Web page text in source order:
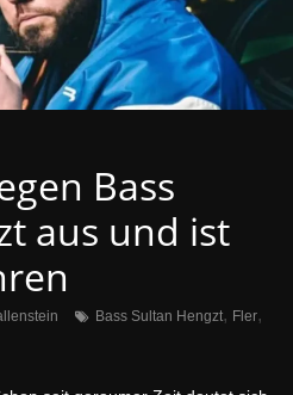
Bass
aus und ist
Bass Sultan Hengzt, Fler,